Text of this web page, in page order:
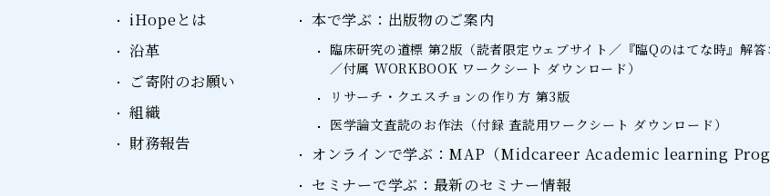
iHopeとは
沿革
ご寄附のお願い
組織
財務報告
本で学ぶ：出版物のご案内
臨床研究の道標 第2版（読者限定ウェブサイト／『臨Qのはてな時』解答
／付属 WORKBOOK ワークシート ダウンロード）
リサーチ・クエスチョンの作り方 第3版
医学論文査読のお作法（付録 査読用ワークシート ダウンロード）
オンラインで学ぶ：MAP（Midcareer Academic learning
セミナーで学ぶ：最新のセミナー情報